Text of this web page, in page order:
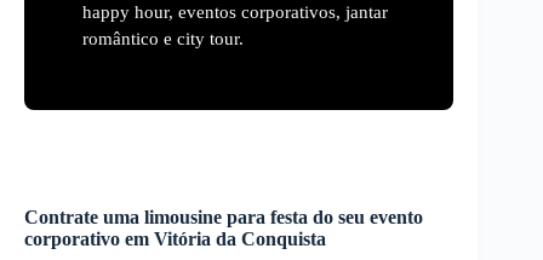
happy hour, eventos corporativos, jantar
romântico e city tour.
Contrate uma limousine para festa do seu evento
corporativo em Vitória da Conquista